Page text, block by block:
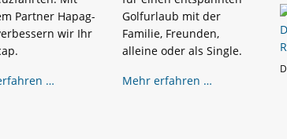
Partner Hapag-
wir Ihr
…
Golfurlaub mit der
Familie, Freunden,
alleine oder als Single.
Mehr erfahren …